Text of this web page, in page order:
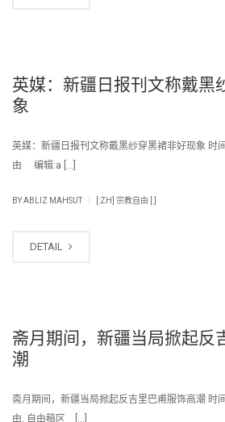
英媒：新疆日报刊文称戴黑
象
英媒：新疆日报刊文称戴黑纱穿黑裙非好现象
由 编辑:a […]
BYABLIZ MAHSUT [:ZH] 宗教自由 [:]
DETAIL
斋月期间，新疆当局掀起反
潮
斋月期间，新疆当局掀起反吉里巴甫服饰高潮
由, 自由稿区 […]